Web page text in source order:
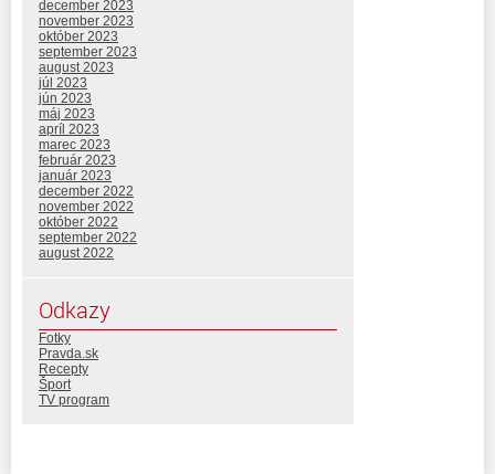
december 2023
november 2023
október 2023
september 2023
august 2023
júl 2023
jún 2023
máj 2023
apríl 2023
marec 2023
február 2023
január 2023
december 2022
november 2022
október 2022
september 2022
august 2022
Odkazy
Fotky
Pravda.sk
Recepty
Šport
TV program